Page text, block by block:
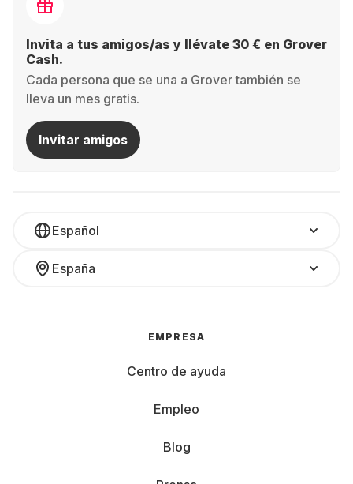
Invita a tus amigos/as y llévate 30 € en Grover
Cash.
Cada persona que se una a Grover también se
lleva un mes gratis.
Invitar amigos
Español
España
EMPRESA
Centro de ayuda
Empleo
Blog